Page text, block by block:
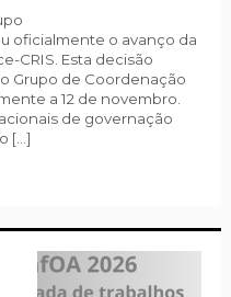
oficialmente o avanço da
CRIS. Esta decisão
Grupo de Coordenação
a 12 de novembro.
de governação
[…]